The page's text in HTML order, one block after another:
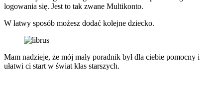
logowania się. Jest to tak zwane Multikonto.
W łatwy sposób możesz dodać kolejne dziecko.
Mam nadzieje, że mój mały poradnik był dla ciebie pomocny i
ułatwi ci start w świat klas starszych.